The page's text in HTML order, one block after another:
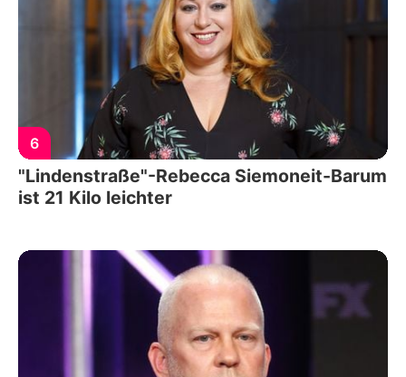
6
"Lindenstraße"-Rebecca Siemoneit-Barum
ist 21 Kilo leichter